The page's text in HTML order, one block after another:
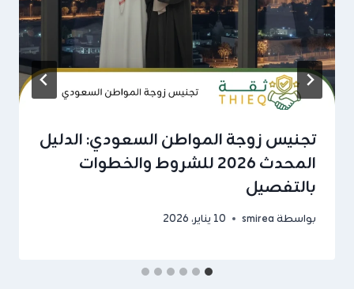
تجنيس زوجة المواطن السعودي: الدليل
المحدث 2026 للشروط والخطوات
بالتفصيل
بواسطةsmirea 10 يناير، 2026